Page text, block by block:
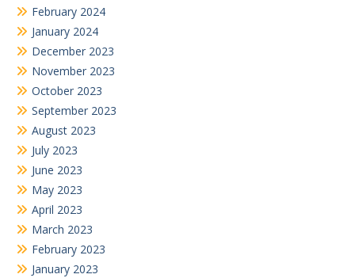
February 2024
January 2024
December 2023
November 2023
October 2023
September 2023
August 2023
July 2023
June 2023
May 2023
April 2023
March 2023
February 2023
January 2023